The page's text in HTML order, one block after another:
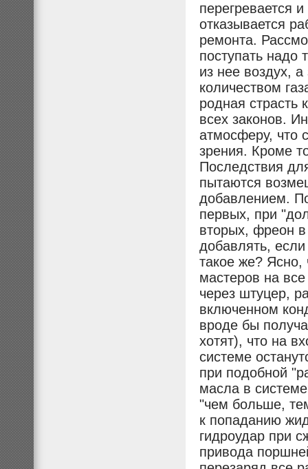
перегревается
отказывается
ремонта.
поступать надо
из нее воздух,
количеством
родная страсть
всех законов.
атмосферу, что
зрения. Кроме
Последствия
пытаются
добавлением.
первых, при
вторых, фреон
добавлять,
такое же? Ясно,
мастеров на
через штуцер,
включенном
вроде бы
хотят), что на
системе
при подобной
масла в
"чем больше,
к попаданию
гидроудар при
привода